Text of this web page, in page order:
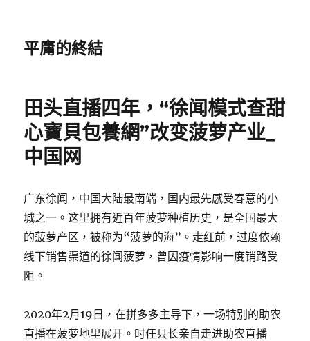
平庸的終結
田头直播四年，“徐闻模式查甜
心寶貝包養網”改变菠萝产业_
中国网
广东徐闻，中国大陆最南端，国内最先感受春意的小
城之一。这里拥有近百年菠萝种植历史，是全国最大
的菠萝产区，被称为“菠萝的海”。走红前，过度依赖
线下销售渠道的徐闻菠萝，曾因疫情影响一度销路受
阻。
2020年2月19日，在拼多多主导下，一场特别的助农
直播在菠萝地里展开。时任县长亲自走进助农直播